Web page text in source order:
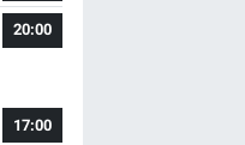
20:00
17:00